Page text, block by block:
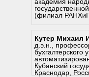
(филиал
Кутер Михаил
д.э.н.,
бухгалтерского
Кубанский
Краснодар,